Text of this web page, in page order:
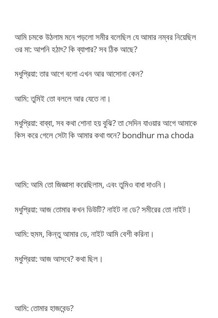
আমি চমকে উঠলাম মনে পড়লো সমীর বলেছিল যে আমার নম্বর নিয়েছিল
ওর মা: আপনি হঠাৎ? কি ব্যাপার? সব ঠিক আছে?
মধুপ্রিয়া: তার আগে বলো এখন আর আসোনা কেন?
আমি: তুমিই তো বললে আর যেতে না।
মধুপ্রিয়া: বাব্বা, সব কথা শোনা হয় বুঝি? তা সেদিন যাওয়ার আগে আমাকে
কিস করে গেলে সেটা কি আমার কথা শুনে? bondhur ma choda
আমি: আমি তো জিজ্ঞাসা করেছিলাম, এবং তুমিও বাধা দাওনি।
মধুপ্রিয়া: আজ তোমার কখন ডিউটি? নাইট না ডে? সমীরের তো নাইট।
আমি: হুমম, কিন্তু আমার ডে, নাইট আমি বেশী করিনা।
মধুপ্রিয়া: আজ আসবে? কথা ছিল।
আমি: তোমার হাজবেন্ড?